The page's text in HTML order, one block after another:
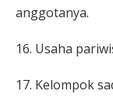
anggotanya.
16. Usaha
17. Kelompok